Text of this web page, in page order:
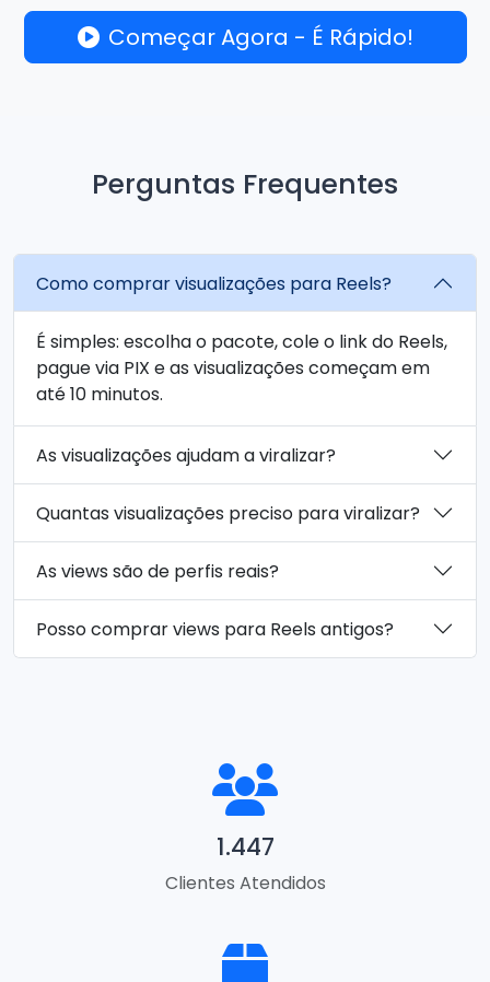
Começar Agora - É Rápido!
Perguntas Frequentes
Como comprar visualizações para Reels?
É simples: escolha o pacote, cole o link do Reels,
pague via PIX e as visualizações começam em
até 10 minutos.
As visualizações ajudam a viralizar?
Quantas visualizações preciso para viralizar?
As views são de perfis reais?
Posso comprar views para Reels antigos?
1.447
Clientes Atendidos